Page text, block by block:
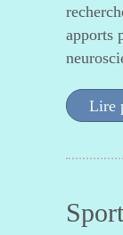
apports
Lire